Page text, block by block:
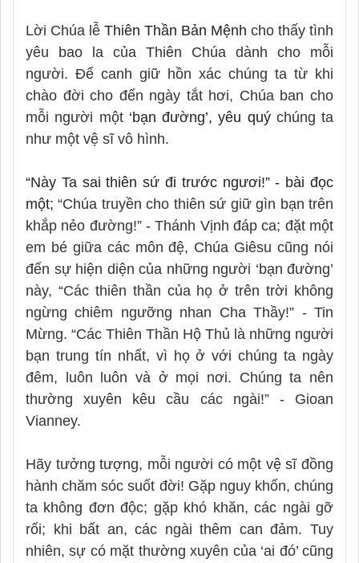
Lời Chúa lễ Thiên Thần Bản Mệnh cho thấy tình
yêu bao la của Thiên Chúa dành cho mỗi
người. Để canh giữ hồn xác chúng ta từ khi
chào đời cho đến ngày tắt hơi, Chúa ban cho
mỗi người một ‘bạn đường’, yêu quý chúng ta
như một vệ sĩ vô hình.
“Này Ta sai thiên sứ đi trước ngươi!” - bài đọc
một;“Chúa truyền cho thiên sứ giữ gìn bạn trên
khắp nẻo đường!” - Thánh Vịnh đáp ca; đặt một
em bé giữa các môn đệ, Chúa Giêsu cũng nói
đến sự hiện diện của những người ‘bạn đường’
này, “Các thiên thần của họ ở trên trời không
ngừng chiêm ngưỡng nhan Cha Thầy!” - Tin
Mừng. “Các Thiên Thần Hộ Thủ là những người
bạn trung tín nhất, vì họ ở với chúng ta ngày
đêm, luôn luôn và ở mọi nơi. Chúng ta nên
thường xuyên kêu cầu các ngài!” - Gioan
Vianney.
Hãy tưởng tượng, mỗi người có một vệ sĩ đồng
hành chăm sóc suốt đời! Gặp nguy khốn, chúng
ta không đơn độc; gặp khó khăn, các ngài gỡ
rối; khi bất an, các ngài thêm can đảm. Tuy
nhiên, sự có mặt thường xuyên của ‘ai đó’ cũng